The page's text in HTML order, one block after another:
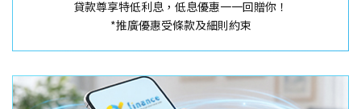
貸款尊享特低利息，低息優惠一一回贈你！
*推廣優惠受條款及細則約束